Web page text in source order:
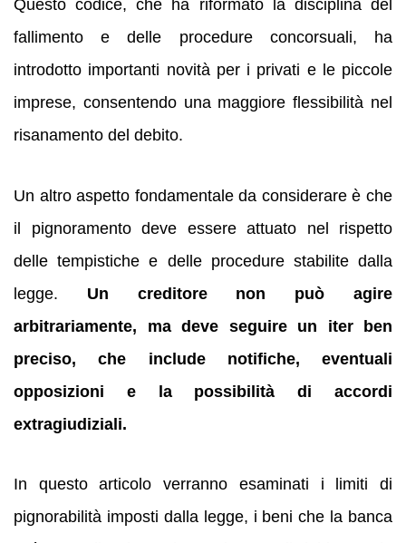
Questo codice, che ha riformato la disciplina del
fallimento e delle procedure concorsuali, ha
introdotto importanti novità per i privati e le piccole
imprese, consentendo una maggiore flessibilità nel
risanamento del debito.
Un altro aspetto fondamentale da considerare è che
il pignoramento deve essere attuato nel rispetto
delle tempistiche e delle procedure stabilite dalla
legge. Un creditore non può agire
arbitrariamente, ma deve seguire un iter ben
preciso, che include notifiche, eventuali
opposizioni e la possibilità di accordi
extragiudiziali.
In questo articolo verranno esaminati i limiti di
pignorabilità imposti dalla legge, i beni che la banca